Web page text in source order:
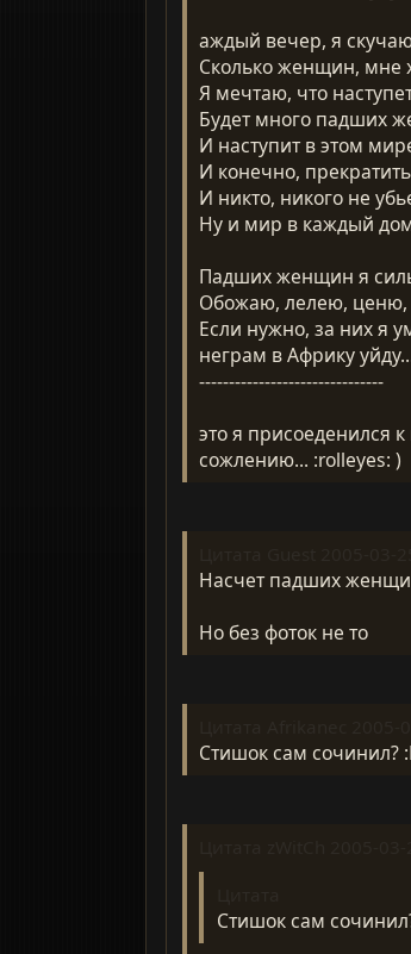
аждый вечер, я
Сколько женщин, мне
Я мечтаю, что
Будет много падших
И наступит в этом
И конечно,
И никто, никого не
Ну и мир в каждый
Падших женщин я
Обожаю, лелею, ценю,
Если нужно, за них я
неграм в Африку
-------------------------------
это я присоеденился
сожлению... :rolleyes: )
Насчет падших
Но без фоток не то
Стишок сам сочинил?
Стишок сам